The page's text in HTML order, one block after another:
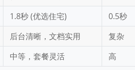
1.8秒 (优选住宅)
0.5秒
后台清晰，文档实用
复杂
中等，套餐灵活 高